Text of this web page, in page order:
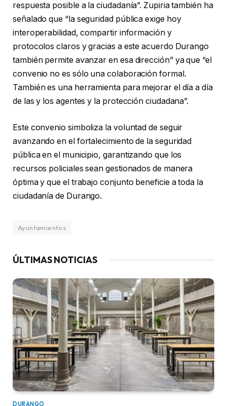
respuesta posible a la ciudadanía”. Zupiria también ha
señalado que “la seguridad pública exige hoy
interoperabilidad, compartir información y
protocolos claros y gracias a este acuerdo Durango
también permite avanzar en esa dirección” ya que “el
convenio no es sólo una colaboración formal.
También es una herramienta para mejorar el día a día
de las y los agentes y la protección ciudadana”.
Este convenio simboliza la voluntad de seguir
avanzando en el fortalecimiento de la seguridad
pública en el municipio, garantizando que los
recursos policiales sean gestionados de manera
óptima y que el trabajo conjunto beneficie a toda la
ciudadanía de Durango.
Ayuntamientos
ÚLTIMAS NOTICIAS
DURANGO